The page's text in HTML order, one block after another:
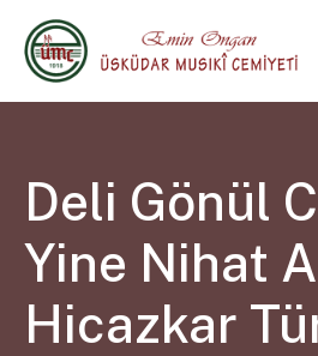
Deli Gönül
Yine Nihat
Hicazkar